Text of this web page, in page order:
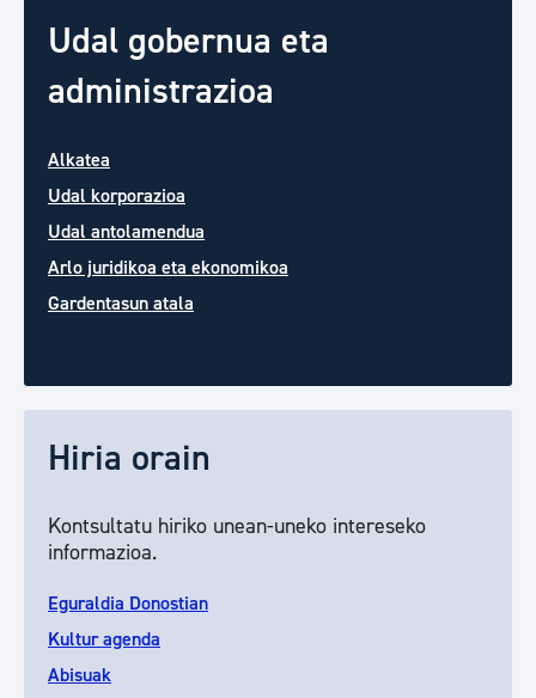
Udal gobernua eta
administrazioa
Alkatea
Udal korporazioa
Udal antolamendua
Arlo juridikoa eta ekonomikoa
Gardentasun atala
Hiria orain
Kontsultatu hiriko unean-uneko intereseko
informazioa.
Eguraldia Donostian
Kultur agenda
Abisuak